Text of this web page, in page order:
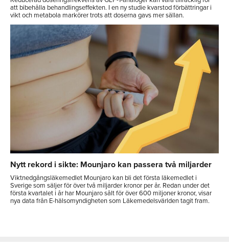
att bibehålla behandlingseffekten. I en ny studie kvarstod förbättringar i
vikt och metabola markörer trots att doserna gavs mer sällan.
Nytt rekord i sikte: Mounjaro kan passera två miljarder
Viktnedgångsläkemedlet Mounjaro kan bli det första läkemedlet i
Sverige som säljer för över två miljarder kronor per år. Redan under det
första kvartalet i år har Mounjaro sålt för över 600 miljoner kronor, visar
nya data från E-hälsomyndigheten som Läkemedelsvärlden tagit fram.